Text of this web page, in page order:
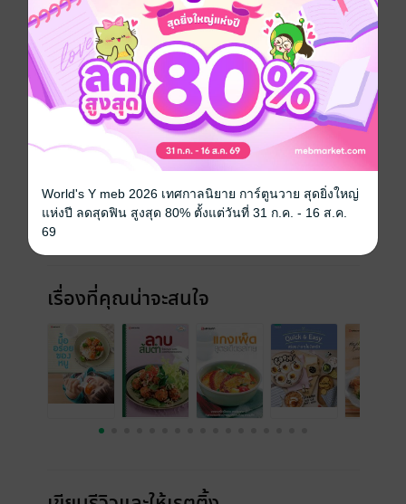
การตกแต่งอย่างละเอียด อีกทั้งเทคนิคเพิ่มเติมในส่วนของ
Howto เพื่อให้คุณพ่อคุณแม่ได้ลองใช้วัตถุดิบใกล้ตัว เช่น
แครอท ไส้กรอก ปูอัด มาตกแต่งจานอาหารอื่นๆได้อีกด้วย
ผู้เขียนได้แนะนำอุปกรณ์ที่ใช้ในเล่ม ซึ่งหาง่าย ราคาไม่
แพง เช่น พิมพ์กดข้าว ที่กดสาหร่าย ฯลฯ รวมถึงการ
ประยุกต์เอาอุปกรณ์ง่ายๆใกล้ตัวมาใช้
ประเภทไฟล์ pdf
ความยาว 146 หน้า
เรื่องที่คุณน่าจะสนใจ
World's Y meb 2026 เทศกาลนิยาย การ์ตูนวาย สุดยิ่งใหญ่
แห่งปี ลดสุดฟิน สูงสุด 80% ตั้งแต่วันที่ 31 ก.ค. - 16 ส.ค.
69